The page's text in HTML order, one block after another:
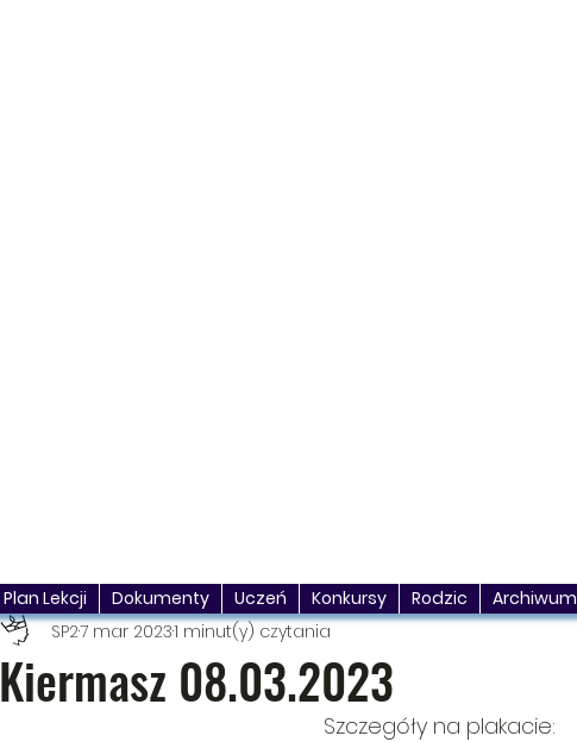
Kiermasz 08.03.2023
SP27 mar 20231 minut(y) czytania
Szczegóły na plakacie:
Plan Lekcji Dokumenty Uczeń Konkursy Rodzic Archiwum